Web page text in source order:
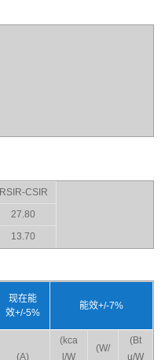
RSIR-CSIR
27.80
13.70
现在能
效+/-5%
能效+/-7%
(A)
(kca
l/W
(W/
(Bt
u/W